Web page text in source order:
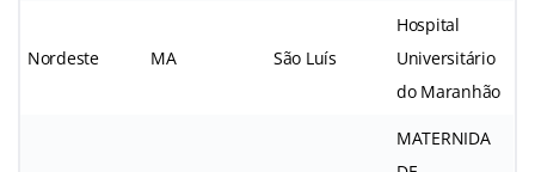
Nordeste MA São Luís
Hospital
Universitário
do Maranhão
MATERNIDA